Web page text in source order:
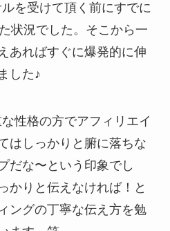
を受けて頂く前にすでに
状況でした。そこから一
あればすぐに爆発的に伸
した♪
性格の方でアフィリエイ
はしっかりと腑に落ちな
だな〜という印象でし
かりと伝えなければ！と
ングの丁寧な伝え方を勉